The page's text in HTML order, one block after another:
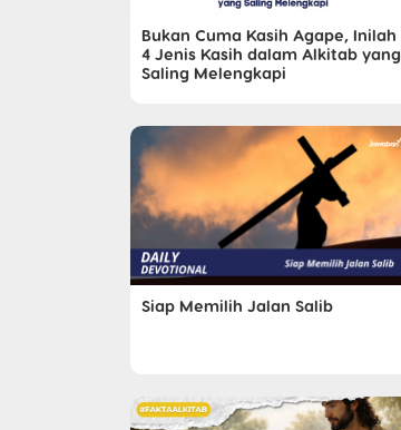
Bukan Cuma Kasih Agape, Inilah
4 Jenis Kasih dalam Alkitab yang
Saling Melengkapi
Siap Memilih Jalan Salib